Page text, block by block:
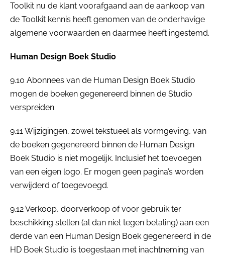
Toolkit nu de klant voorafgaand aan de aankoop van
de Toolkit kennis heeft genomen van de onderhavige
algemene voorwaarden en daarmee heeft ingestemd.
Human Design Boek Studio
9.10 Abonnees van de Human Design Boek Studio
mogen de boeken gegenereerd binnen de Studio
verspreiden.
9.11Wijzigingen, zowel tekstueel als vormgeving, van
de boeken gegenereerd binnen de Human Design
Boek Studio is niet mogelijk. Inclusief het toevoegen
van een eigen logo. Er mogen geen pagina’s worden
verwijderd of toegevoegd.
9.12Verkoop, doorverkoop of voor gebruik ter
beschikking stellen (al dan niet tegen betaling) aan een
derde van een Human Design Boek gegenereerd in de
HD Boek Studio is toegestaan met inachtneming van